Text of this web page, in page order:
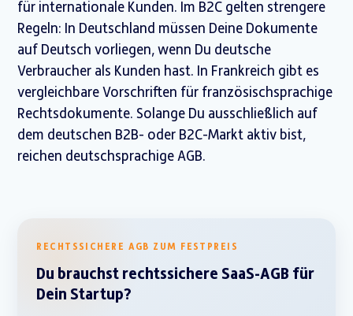
für internationale Kunden. Im B2C gelten strengere
Regeln: In Deutschland müssen Deine Dokumente
auf Deutsch vorliegen, wenn Du deutsche
Verbraucher als Kunden hast. In Frankreich gibt es
vergleichbare Vorschriften für französischsprachige
Rechtsdokumente. Solange Du ausschließlich auf
dem deutschen B2B- oder B2C-Markt aktiv bist,
reichen deutschsprachige AGB.
RECHTSSICHERE AGB ZUM FESTPREIS
Du brauchst rechtssichere SaaS-AGB für
Dein Startup?